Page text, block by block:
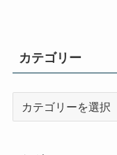
カテゴリー